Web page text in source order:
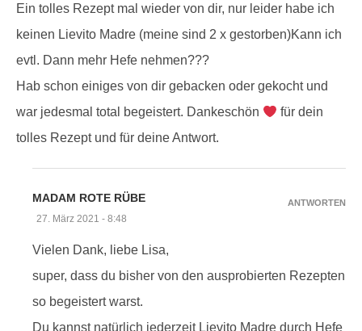
Ein tolles Rezept mal wieder von dir, nur leider habe ich
keinen Lievito Madre (meine sind 2 x gestorben)Kann ich
evtl. Dann mehr Hefe nehmen???
Hab schon einiges von dir gebacken oder gekocht und
war jedesmal total begeistert. Dankeschön
für dein
tolles Rezept und für deine Antwort.
MADAM ROTE RÜBE
27. März 2021 - 8:48
Vielen Dank, liebe Lisa,
super, dass du bisher von den ausprobierten Rezepten
so begeistert warst.
Du kannst natürlich jederzeit Lievito Madre durch Hefe
ANTWORTEN